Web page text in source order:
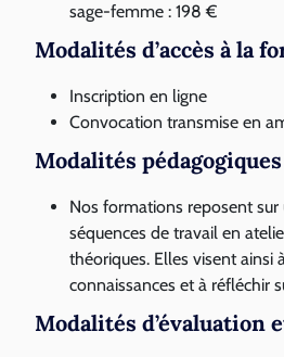
sage-femme : 198 €
Modalités d’accès à la
Inscription en ligne
Convocation transmise en
Modalités pédagogiques
Nos formations reposent sur
séquences de travail en
théoriques. Elles visent ainsi
connaissances et à réfléchir
Modalités d’évaluation